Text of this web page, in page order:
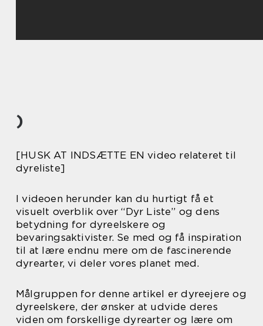
)
[HUSK AT INDSÆTTE EN video relateret til
dyreliste]
I videoen herunder kan du hurtigt få et
visuelt overblik over “Dyr Liste” og dens
betydning for dyreelskere og
bevaringsaktivister. Se med og få inspiration
til at lære endnu mere om de fascinerende
dyrearter, vi deler vores planet med.
Målgruppen for denne artikel er dyreejere og
dyreelskere, der ønsker at udvide deres
viden om forskellige dyrearter og lære om